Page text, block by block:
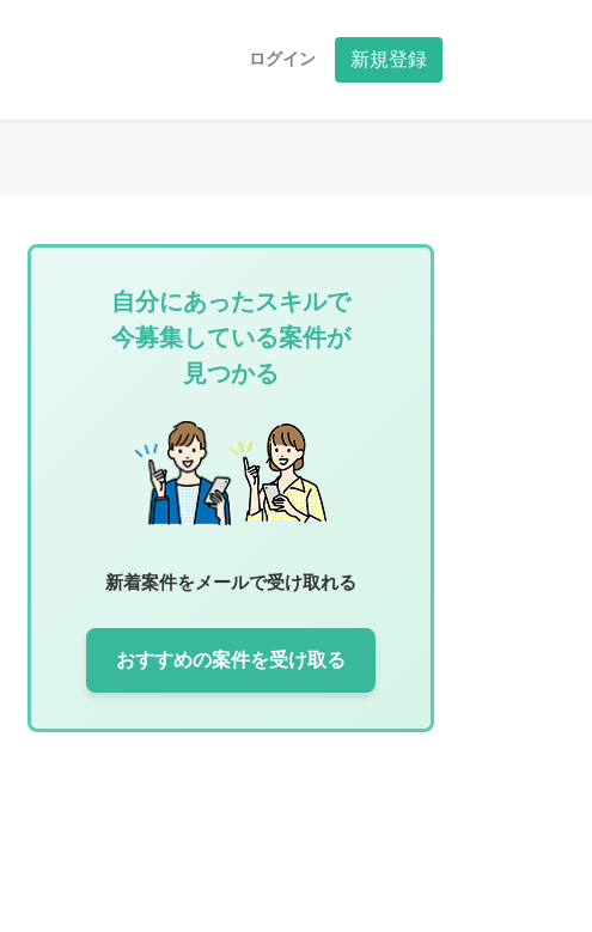
ログイン 新規登録
自分にあったスキルで
今募集している案件が
見つかる
新着案件をメールで受け取れる
おすすめの案件を受け取る